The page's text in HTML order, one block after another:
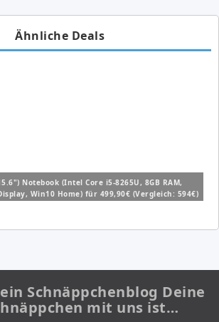
Ähnliche Deals
Notebook (Intel Core i5-8265U, 8GB RAM,
Win10 Home) für 499,90€ (Vergleich: 594€)
Schnäppchenblog Deine
mit uns ist…